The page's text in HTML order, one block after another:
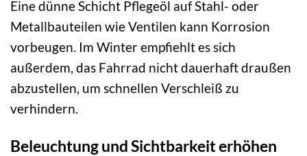
Eine dünne Schicht Pflegeöl auf Stahl- oder
Metallbauteilen wie Ventilen kann Korrosion
vorbeugen. Im Winter empfiehlt es sich
außerdem, das Fahrrad nicht dauerhaft draußen
abzustellen, um schnellen Verschleiß zu
verhindern.
Beleuchtung und Sichtbarkeit erhöhen